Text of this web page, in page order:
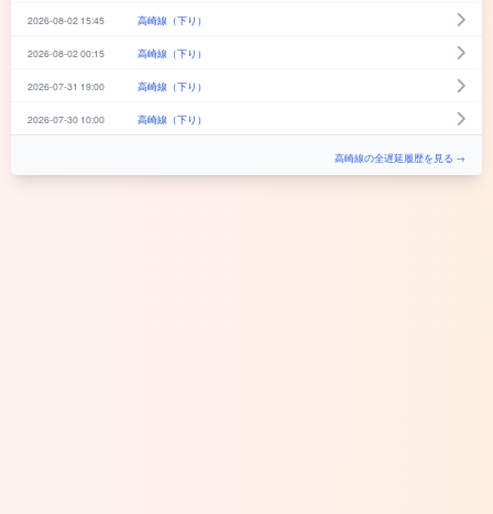
2026-08-02 15:45 高崎線（下り）
2026-08-02 00:15 高崎線（下り）
2026-07-31 19:00 高崎線（下り）
2026-07-30 10:00 高崎線（下り）
高崎線の全遅延履歴を見る →